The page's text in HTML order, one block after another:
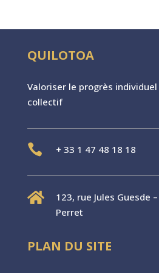
QUILOTOA
Valoriser le progrès
collectif
 + 33 1 47 48 18 18

123, rue Jules Guesde
Perret
PLAN DU SITE